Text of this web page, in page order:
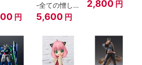
円
-全ての憎しみ
を背負う者-
『NARUTO -
5,600 円
『SPY×FAMILY』
2,800 円